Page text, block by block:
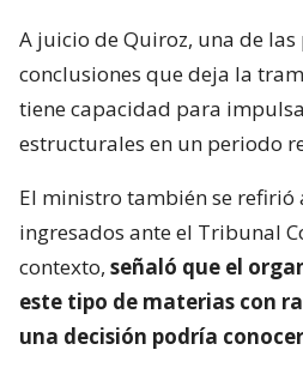
A juicio de Quiroz, una de
conclusiones que deja la
tiene capacidad para
estructurales en un periodo
El ministro también se refirió
ingresados ante el Tribunal
contexto, señaló que el
este tipo de materias con
una decisión podría